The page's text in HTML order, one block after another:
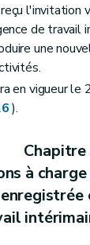
l'invitation
de travail
une
en vigueur le
).
Chapitre
à